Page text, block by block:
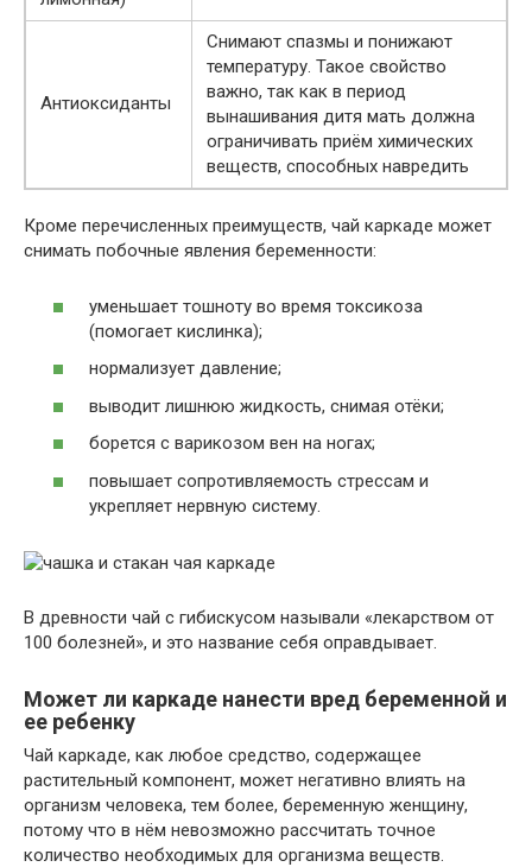
Антиоксиданты
Снимают спазмы и понижают
температуру. Такое свойство
важно, так как в период
вынашивания дитя мать должна
ограничивать приём химических
веществ, способных навредить
Кроме перечисленных преимуществ, чай каркаде может
снимать побочные явления беременности:
уменьшает тошноту во время токсикоза
(помогает кислинка);
нормализует давление;
выводит лишнюю жидкость, снимая отёки;
борется с варикозом вен на ногах;
повышает сопротивляемость стрессам и
укрепляет нервную систему.
В древности чай с гибискусом называли «лекарством от
100 болезней», и это название себя оправдывает.
Может ли каркаде нанести вред беременной и
ее ребенку
Чай каркаде, как любое средство, содержащее
растительный компонент, может негативно влиять на
организм человека, тем более, беременную женщину,
потому что в нём невозможно рассчитать точное
количество необходимых для организма веществ.